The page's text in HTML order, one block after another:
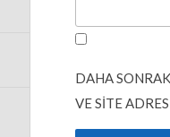
DAHA
VE SITE